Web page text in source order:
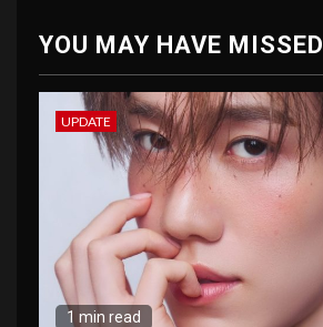
YOU MAY HAVE MISSED
UPDATE
1 min read